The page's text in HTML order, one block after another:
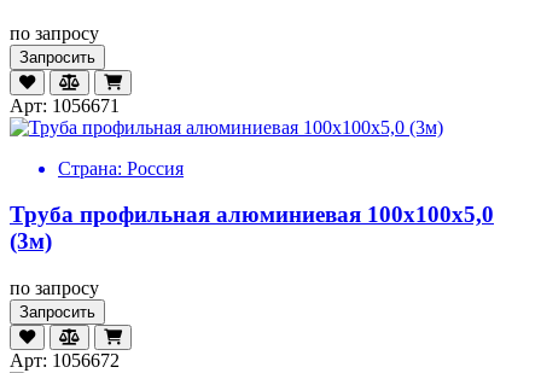
по запросу
Запросить
Арт: 1056671
Страна: Россия
Труба профильная алюминиевая 100х100х5,0
(3м)
по запросу
Запросить
Арт: 1056672